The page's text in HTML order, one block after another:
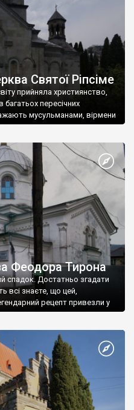
Святої Ріпсіме
прийняла християнство,
пересічних
мусульманами, вірмени
Феодора Тирона
спадок. Достатньо згадати
всі знаєте, що цей,
рецепт привезли у